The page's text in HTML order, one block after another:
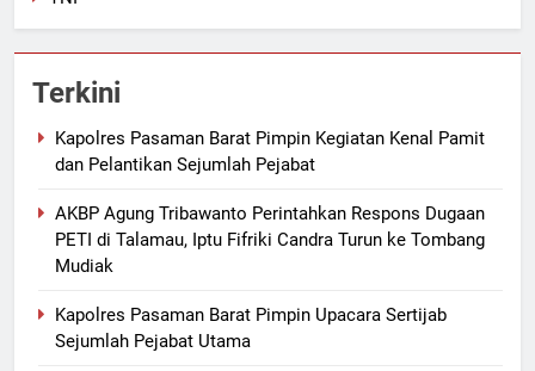
Terkini
Kapolres Pasaman Barat Pimpin Kegiatan Kenal Pamit
dan Pelantikan Sejumlah Pejabat
AKBP Agung Tribawanto Perintahkan Respons Dugaan
PETI di Talamau, Iptu Fifriki Candra Turun ke Tombang
Mudiak
Kapolres Pasaman Barat Pimpin Upacara Sertijab
Sejumlah Pejabat Utama